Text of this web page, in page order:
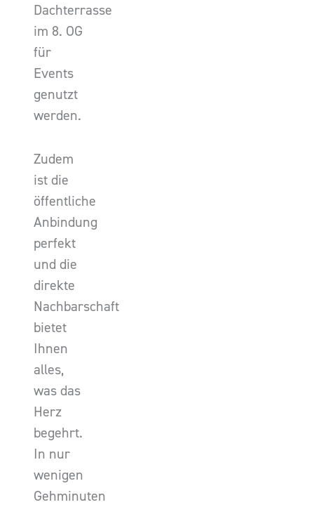
Dachterrasse
im 8. OG
für
Events
genutzt
werden.
Zudem
ist die
öffentliche
Anbindung
perfekt
und die
direkte
Nachbarschaft
bietet
Ihnen
alles,
was das
Herz
begehrt.
In nur
wenigen
Gehminuten